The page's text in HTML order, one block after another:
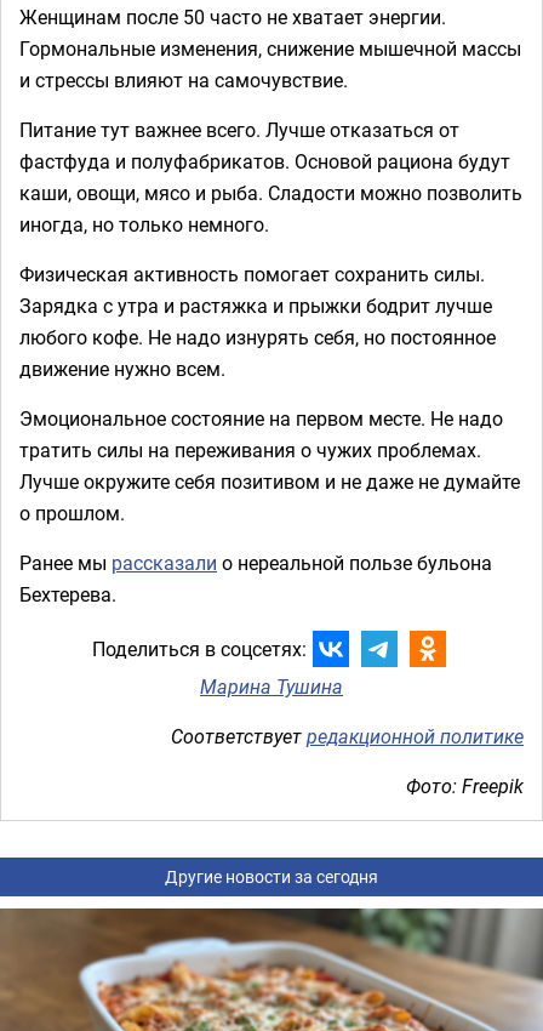
Женщинам после 50 часто не хватает энергии.
Гормональные изменения, снижение мышечной массы
и стрессы влияют на самочувствие.
Питание тут важнее всего. Лучше отказаться от
фастфуда и полуфабрикатов. Основой рациона будут
каши, овощи, мясо и рыба. Сладости можно позволить
иногда, но только немного.
Физическая активность помогает сохранить силы.
Зарядка с утра и растяжка и прыжки бодрит лучше
любого кофе. Не надо изнурять себя, но постоянное
движение нужно всем.
Эмоциональное состояние на первом месте. Не надо
тратить силы на переживания о чужих проблемах.
Лучше окружите себя позитивом и не даже не думайте
о прошлом.
Ранее мы рассказали о нереальной пользе бульона
Бехтерева.
Поделиться в соцсетях:
Марина Тушина
Соответствуетредакционной политике
Фото: Freepik
Другие новости за сегодня